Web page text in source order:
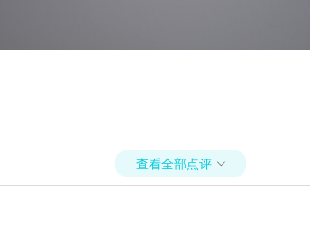
查看全部点评 